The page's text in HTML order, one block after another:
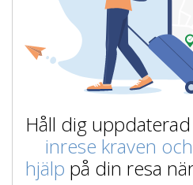
Håll dig
inrese kraven
hjälp på din resa